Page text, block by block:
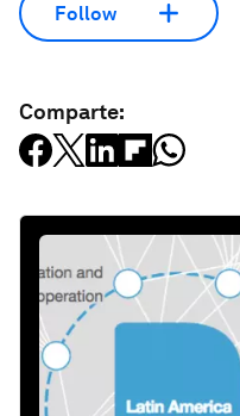
Follow
Comparte: